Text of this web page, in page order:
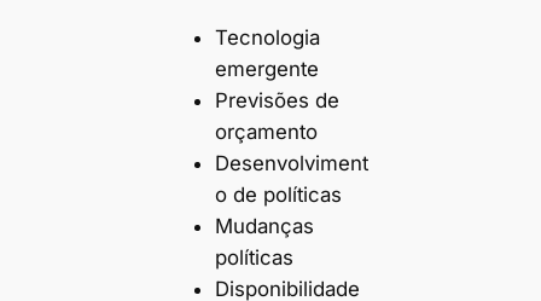
Tecnologia
emergente
Previsões de
orçamento
Desenvolviment
o de políticas
Mudanças
políticas
Disponibilidade